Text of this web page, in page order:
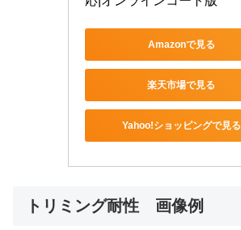
Amazonで見る
楽天市場で見る
Yahoo!ショッピングで見る
トリミング耐性 画像例